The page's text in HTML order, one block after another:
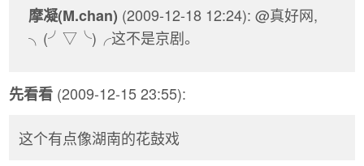
摩凝(M.chan) (2009-12-18 12:24): @真好网,
╮(╯▽╰)╭这不是京剧。
先看看 (2009-12-15 23:55):
这个有点像湖南的花鼓戏